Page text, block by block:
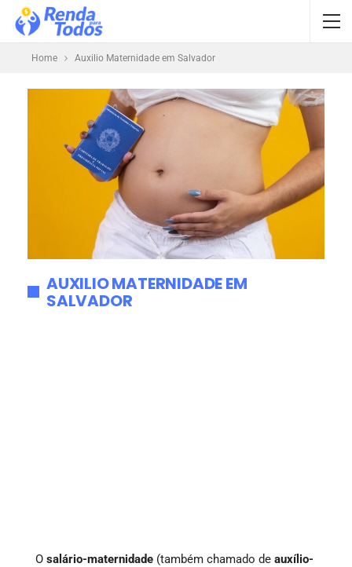
Home Auxilio Maternidade em Salvador
AUXILIO MATERNIDADE EM
SALVADOR
O salário-maternidade (também chamado de auxílio-